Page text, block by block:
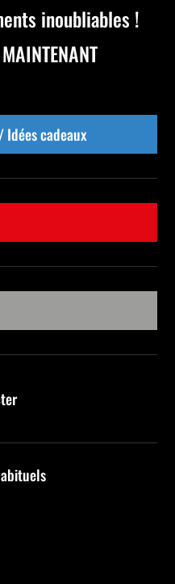
inoubliables !
cadeaux